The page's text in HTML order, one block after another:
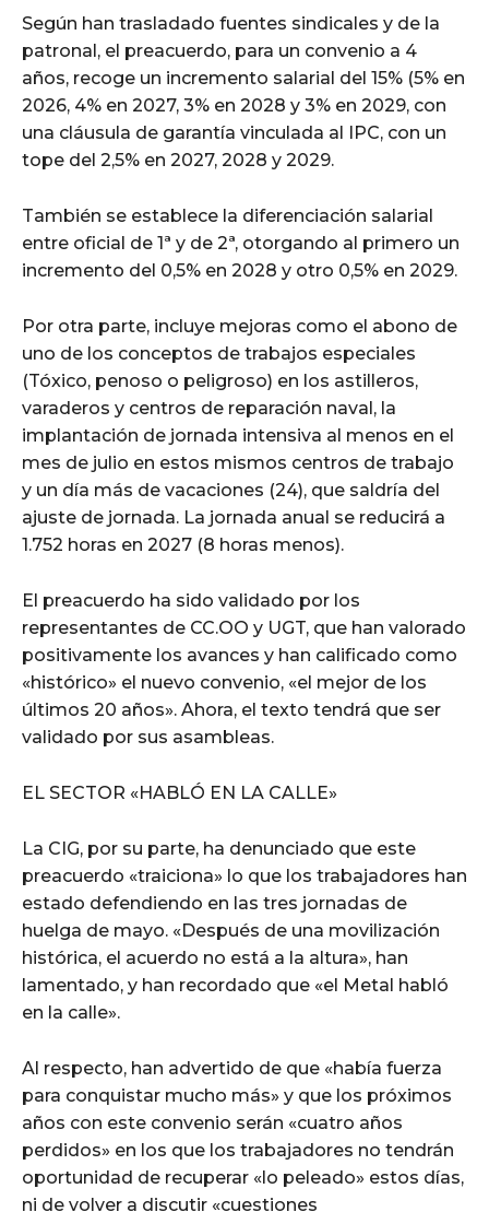
Según han trasladado fuentes sindicales y de la
patronal, el preacuerdo, para un convenio a 4
años, recoge un incremento salarial del 15% (5% en
2026, 4% en 2027, 3% en 2028 y 3% en 2029, con
una cláusula de garantía vinculada al IPC, con un
tope del 2,5% en 2027, 2028 y 2029.
También se establece la diferenciación salarial
entre oficial de 1ª y de 2ª, otorgando al primero un
incremento del 0,5% en 2028 y otro 0,5% en 2029.
Por otra parte, incluye mejoras como el abono de
uno de los conceptos de trabajos especiales
(Tóxico, penoso o peligroso) en los astilleros,
varaderos y centros de reparación naval, la
implantación de jornada intensiva al menos en el
mes de julio en estos mismos centros de trabajo
y un día más de vacaciones (24), que saldría del
ajuste de jornada. La jornada anual se reducirá a
1.752 horas en 2027 (8 horas menos).
El preacuerdo ha sido validado por los
representantes de CC.OO y UGT, que han valorado
positivamente los avances y han calificado como
«histórico» el nuevo convenio, «el mejor de los
últimos 20 años». Ahora, el texto tendrá que ser
validado por sus asambleas.
EL SECTOR «HABLÓ EN LA CALLE»
La CIG, por su parte, ha denunciado que este
preacuerdo «traiciona» lo que los trabajadores han
estado defendiendo en las tres jornadas de
huelga de mayo. «Después de una movilización
histórica, el acuerdo no está a la altura», han
lamentado, y han recordado que «el Metal habló
en la calle».
Al respecto, han advertido de que «había fuerza
para conquistar mucho más» y que los próximos
años con este convenio serán «cuatro años
perdidos» en los que los trabajadores no tendrán
oportunidad de recuperar «lo peleado» estos días,
ni de volver a discutir «cuestiones